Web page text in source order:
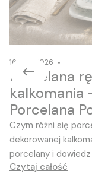
16-06-2026
Porcelana
kalkomania
Porcelana
Czym różni się
dekorowanej
porcelany i
charakter
Czytaj całość